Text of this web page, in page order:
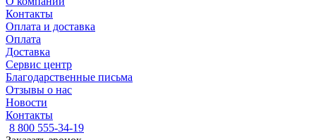
Контакты
Оплата и доставка
Оплата
Доставка
Сервис центр
Благодарственные письма
Отзывы о нас
Новости
Контакты
8 800 555-34-19